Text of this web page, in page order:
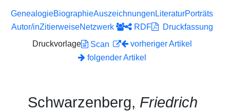
GenealogieBiographieAuszeichnungen LiteraturPorträts
Autor/inZitierweiseNetzwerk RDF
Druckfassung
Druckvorlage
Scan
vorheriger Artikel
folgender Artikel
Schwarzenberg, Friedrich